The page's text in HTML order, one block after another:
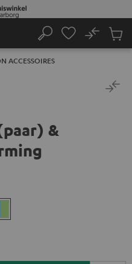
Zoeken
No
ACCESSOIRES
&
&